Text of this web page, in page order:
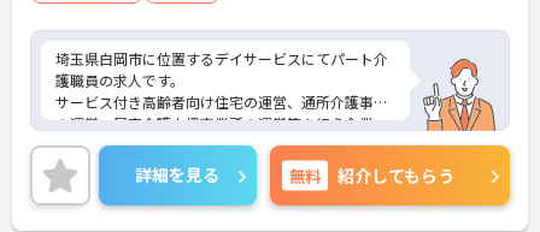
埼玉県白岡市に位置するデイサービスにてパート介
護職員の求人です。
サービス付き高齢者向け住宅の運営、通所介護事業
の運営、居宅介護支援事業所の運営等を行う企業
で、安定感は抜群です。
利用者様はもちろん、スタッフも笑顔で元気に過ご
せる雰囲気作りを大切にされています！
ご興味ある方には、面接対策ポイントなど、さらに
詳細を見る 無料 紹介してもらう